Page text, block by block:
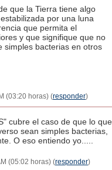
que la Tierra tiene algo
por una luna
que permita el
y que signifique que no
simples bacterias en otros
(03:20 horas) (responder)
cubre el caso de que lo que
sean simples bacterias,
O eso entiendo yo.....
(05:02 horas) (responder)